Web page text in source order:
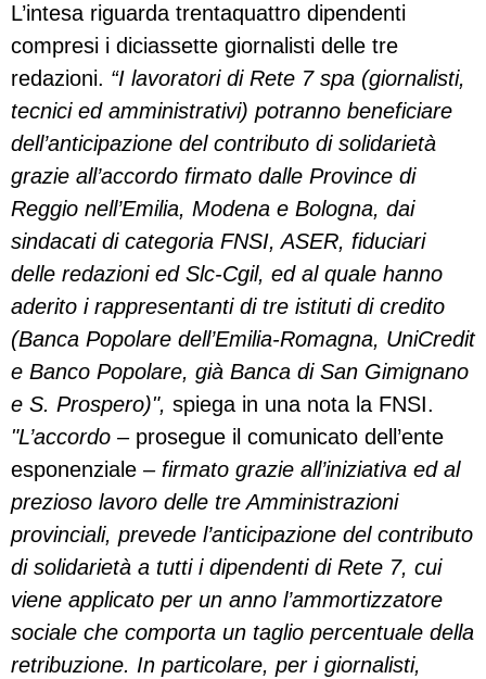
L’intesa riguarda trentaquattro dipendenti
compresi i diciassette giornalisti delle tre
redazioni. “I lavoratori di Rete 7 spa (giornalisti,
tecnici ed amministrativi) potranno beneficiare
dell’anticipazione del contributo di solidarietà
grazie all’accordo firmato dalle Province di
Reggio nell’Emilia, Modena e Bologna, dai
sindacati di categoria FNSI, ASER, fiduciari
delle redazioni ed Slc-Cgil, ed al quale hanno
aderito i rappresentanti di tre istituti di credito
(Banca Popolare dell’Emilia-Romagna, UniCredit
e Banco Popolare, già Banca di San Gimignano
e S. Prospero)", spiega in una nota la FNSI.
"L’accordo – prosegue il comunicato dell’ente
esponenziale – firmato grazie all’iniziativa ed al
prezioso lavoro delle tre Amministrazioni
provinciali, prevede l’anticipazione del contributo
di solidarietà a tutti i dipendenti di Rete 7, cui
viene applicato per un anno l’ammortizzatore
sociale che comporta un taglio percentuale della
retribuzione. In particolare, per i giornalisti,